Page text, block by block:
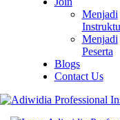
Menjadi
Menjadi
Peserta
Blogs
Contact Us